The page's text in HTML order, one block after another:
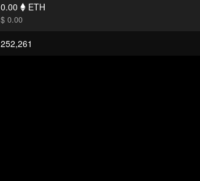
0.00 ETH
$ 0.00
252,261